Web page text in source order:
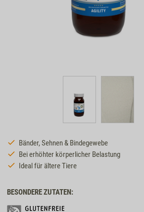
Bänder, Sehnen & Bindegewebe
Bei erhöhter körperlicher Belastung
Ideal für ältere Tiere
BESONDERE ZUTATEN: